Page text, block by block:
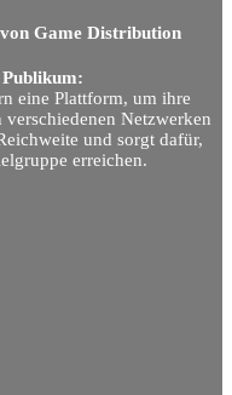
Game Distribution
eine Plattform, um ihre
Netzwerken
und sorgt dafür,
erreichen.